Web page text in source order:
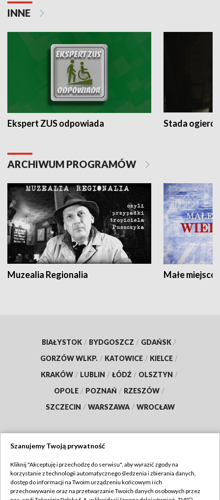
INNE
Ekspert ZUS odpowiada Stada
ARCHIWUM PROGRAMÓW
Muzealia Regionalia Małe
BIAŁYSTOK / BYDGOSZCZ / GDAŃSK /
GORZÓW WLKP. / KATOWICE / KIELCE /
KRAKÓW / LUBLIN / ŁÓDŹ / OLSZTYN /
OPOLE / POZNAŃ / RZESZÓW /
SZCZECIN / WARSZAWA / WROCŁAW
TVP
Abonament TVP
Regulamin TVP
Szanujemy Twoją prywatność
Kliknij "Akceptuję i przechodzę do serwisu", aby wyrazić zgody na
korzystanie z technologii automatycznego śledzenia i zbierania danych,
dostęp do informacji na Twoim urządzeniu końcowym i ich
przechowywanie oraz na przetwarzanie Twoich danych osobowych przez